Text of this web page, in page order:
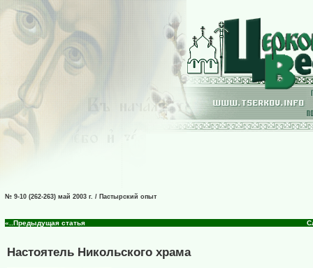
№ 9-10 (262-263) май 2003 г. / Пастырский опыт
«..Предыдущая статья
Настоятель Никольского храма